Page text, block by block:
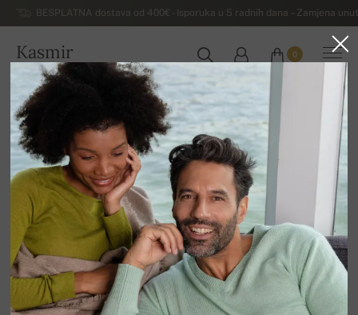
BESPLATNA dostava od 400€ - Isporuka u 5 radnih dana – Zamjena
Kasmir
HRVATSKA
0
Kuća
Luksuzni ženski džemperi od kašmira
Ženski kardigani od kašmira